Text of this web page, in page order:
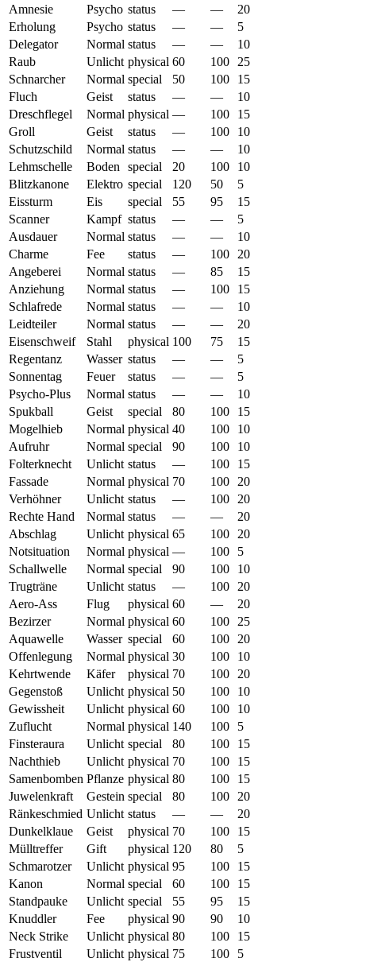
Amnesie
Psycho status — —
20
Erholung
Psycho status — —
5
Delegator
Normal status — —
10
Raub
Unlicht physical 60 100
25
Schnarcher
Normal special 50 100
15
Fluch
Geist status — —
10
Dreschflegel
Normal physical — 100
15
Groll
Geist status — 100
10
Schutzschild
Normal status — —
10
Lehmschelle
Boden special 20 100
10
Blitzkanone
Elektro special 120 50
5
Eissturm
Eis special 55 95
15
Scanner
Kampf status — —
5
Ausdauer
Normal status — —
10
Charme
Fee status — 100
20
Angeberei
Normal status — 85
15
Anziehung
Normal status — 100
15
Schlafrede
Normal status — —
10
Leidteiler
Normal status — —
20
Eisenschweif
Stahl physical 100 75
15
Regentanz
Wasser status — —
5
Sonnentag
Feuer status — —
5
Psycho-Plus
Normal status — —
10
Spukball
Geist special 80 100
15
Mogelhieb
Normal physical 40 100
10
Aufruhr
Normal special 90 100
10
Folterknecht
Unlicht status — 100
15
Fassade
Normal physical 70 100
20
Verhöhner
Unlicht status — 100
20
Rechte Hand
Normal status — —
20
Abschlag
Unlicht physical 65 100
20
Notsituation
Normal physical — 100
5
Schallwelle
Normal special 90 100
10
Trugträne
Unlicht status — 100
20
Aero-Ass
Flug physical 60 —
20
Bezirzer
Normal physical 60 100
25
Aquawelle
Wasser special 60 100
20
Offenlegung
Normal physical 30 100
10
Kehrtwende
Käfer physical 70 100
20
Gegenstoß
Unlicht physical 50 100
10
Gewissheit
Unlicht physical 60 100
10
Zuflucht
Normal physical 140 100
5
Finsteraura
Unlicht special 80 100
15
Nachthieb
Unlicht physical 70 100
15
Samenbomben Pflanze physical 80 100
15
Juwelenkraft
Gestein special 80 100
20
Ränkeschmied Unlicht status — —
20
Dunkelklaue
Geist physical 70 100
15
Mülltreffer
Gift physical 120 80
5
Schmarotzer
Unlicht physical 95 100
15
Kanon
Normal special 60 100
15
Standpauke
Unlicht special 55 95
15
Knuddler
Fee physical 90 90
10
Neck Strike
Unlicht physical 80 100
15
Frustventil
Unlicht physical 75 100
5